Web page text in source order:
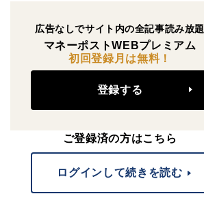
広告なしでサイト内の全記事読み放題
マネーポストWEBプレミアム
初回登録月は無料！
登録する
ご登録済の方はこちら
ログインして続きを読む